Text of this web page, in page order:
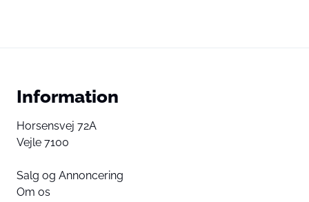
Information
Horsensvej 72A
Vejle 7100
Salg og Annoncering
Om os